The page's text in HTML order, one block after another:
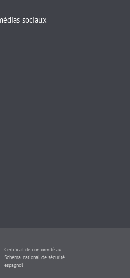
sociaux
Certificat de conformité au
Schéma national de sécurité
espagnol